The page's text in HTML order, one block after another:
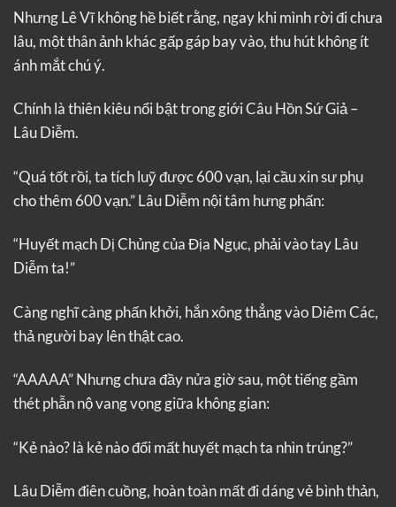
Nhưng Lê Vĩ không hề biết rằng, ngay khi mình rời đi chưa
lâu, một thân ảnh khác gấp gáp bay vào, thu hút không ít
ánh mắt chú ý.
Chính là thiên kiêu nổi bật trong giới Câu Hồn Sứ Giả –
Lâu Diễm.
“Quá tốt rồi, ta tích luỹ được 600 vạn, lại cầu xin sư phụ
cho thêm 600 vạn.” Lâu Diễm nội tâm hưng phấn:
“Huyết mạch Dị Chủng của Địa Ngục, phải vào tay Lâu
Diễm ta!”
Càng nghĩ càng phấn khởi, hắn xông thẳng vào Diêm Các,
thả người bay lên thật cao.
“AAAAA” Nhưng chưa đầy nửa giờ sau, một tiếng gầm
thét phẫn nộ vang vọng giữa không gian:
“Kẻ nào? là kẻ nào đổi mất huyết mạch ta nhìn trúng?”
Lâu Diễm điên cuồng, hoàn toàn mất đi dáng vẻ bình thản,